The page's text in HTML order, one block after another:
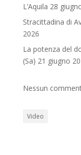
L’Aquila 28
Stracittadina di
2026
La potenza del
(Sa) 21 giugno
Nessun
Video